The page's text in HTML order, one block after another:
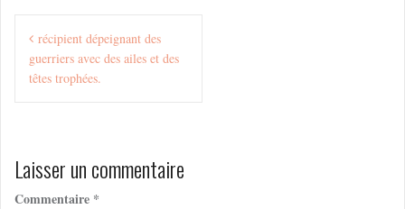
Navigation
de
l’article
récipient dépeignant des
guerriers avec des ailes et des
têtes trophées.
Laisser un commentaire
Commentaire *